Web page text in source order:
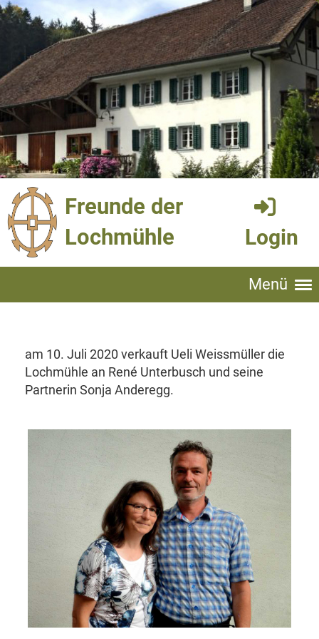
Freunde der
Lochmühle
Login
Menü
am 10. Juli 2020 verkauft Ueli Weissmüller die
Lochmühle an René Unterbusch und seine
Partnerin Sonja Anderegg.